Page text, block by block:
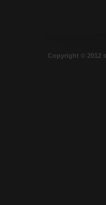
Copyright © 2012